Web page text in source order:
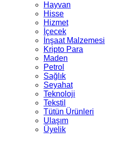
Hayvan
Hisse
Hizmet
İçecek
İnşaat Malzemesi
Kripto Para
Maden
Petrol
Sağlık
Seyahat
Teknoloji
Tekstil
Tütün Ürünleri
Ulaşım
Üyelik